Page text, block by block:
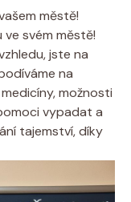
městě!
svém městě!
jste na
na
možnosti
vypadat a
tajemství, díky